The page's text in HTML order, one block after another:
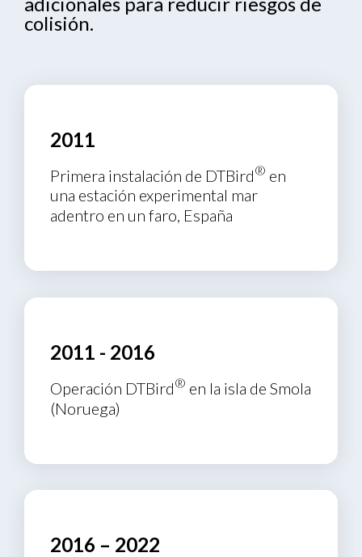
colisión.
2011
Primera instalación de DTBird® en
una estación experimental mar
adentro en un faro, España
2011 - 2016
Operación DTBird® en la isla de Smola
(Noruega)
2016 – 2022